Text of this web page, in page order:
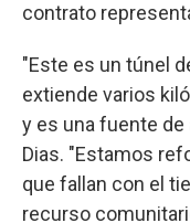
contrato
"Este es un túnel
extiende varios
y es una fuente de
Dias. "Estamos
que fallan con el
recurso